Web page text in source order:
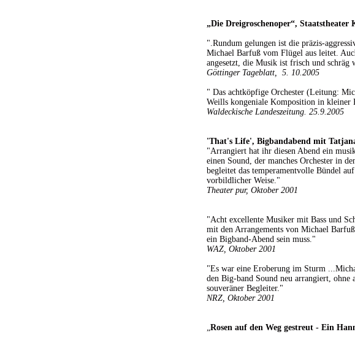
„Die Dreigroschenoper“, Staatstheater
".Rundum gelungen ist die präzis-
Michael Barfuß vom Flügel aus leitet.
angesetzt, die Musik ist frisch und schräg
Göttinger Tageblatt, 5. 10.2005
" Das achtköpfige Orchester (Leitung:
Weills kongeniale Komposition in kleiner
Waldeckische Landeszeitung. 25.9.2005
'That's Life', Bigbandabend mit
"Arrangiert hat ihr diesen Abend ein
einen Sound, der manches Orchester in
begleitet das temperamentvolle Bündel
vorbildlicher Weise."
Theater pur, Oktober 2001
"Acht excellente Musiker mit Bass und
mit den Arrangements von Michael
ein Bigband-Abend sein muss."
WAZ, Oktober 2001
"Es war eine Eroberung im Sturm
den Big-band Sound neu arrangiert,
souveräner Begleiter."
NRZ, Oktober 2001
Rosen auf den Weg gestreut - Ein